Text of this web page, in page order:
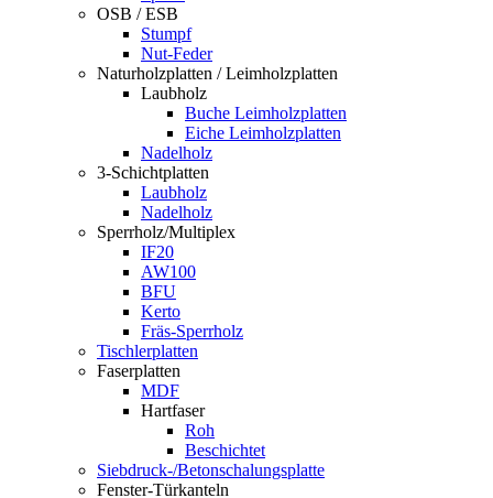
OSB / ESB
Stumpf
Nut-Feder
Naturholzplatten / Leimholzplatten
Laubholz
Buche Leimholzplatten
Eiche Leimholzplatten
Nadelholz
3-Schichtplatten
Laubholz
Nadelholz
Sperrholz/Multiplex
IF20
AW100
BFU
Kerto
Fräs-Sperrholz
Tischlerplatten
Faserplatten
MDF
Hartfaser
Roh
Beschichtet
Siebdruck-/Betonschalungsplatte
Fenster-Türkanteln